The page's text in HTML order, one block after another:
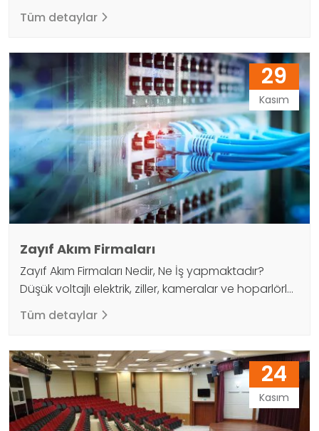
tahliyesi için kullanılan sistemlerdir. Acil anons
sistemleri, oluşabilecek bir tehlike anında acil
merkezden istenilen alanlara hızlı bir şekilde
iletilmesine yardımcı olan sistemlerdir. Büyük
binalarda ve geniş alanlarda merkezi alarm
uygulamak için genel seslendirme ekipmanı
kurulmalıdır. Bu…
Tüm detaylar
29
Kasım
Zayıf Akım Firmaları
Zayıf Akım Firmaları Nedir, Ne İş yapmaktadır?
Düşük voltajlı elektrik, ziller, kameralar ve hoparlörler
gibi cihazları ve kurulumlarını tanımlamak için
kullanılır. Bu sektörde, zayıf akım firmaları da aktiftir.
projelendirilmesi, satın alınması ve satışı gibi
görevleri yerine getiren çağdaş şirketlerden biridir.
Dijinet işletmemiz, her türlü zayıf akım sistemleri için
cihaz…
Tüm detaylar
24
Kasım